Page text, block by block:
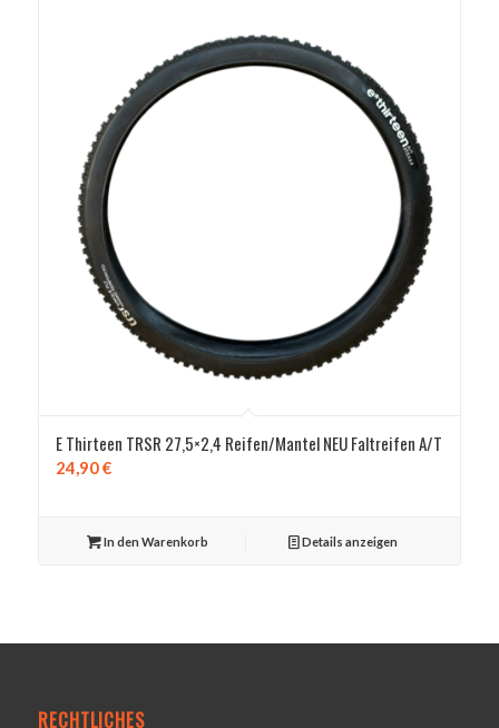
E Thirteen TRSR 27,5×2,4 Reifen/Mantel NEU Faltreifen A/T
24,90€
In den Warenkorb Details anzeigen
RECHTLICHES